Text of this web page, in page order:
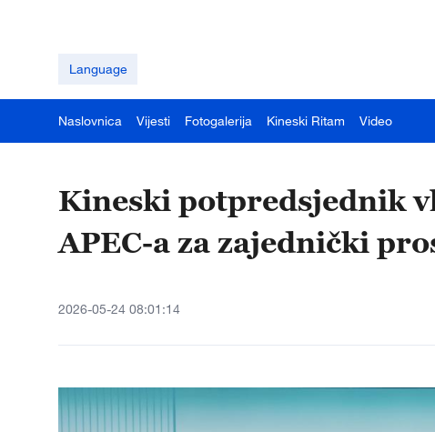
Language
Naslovnica Vijesti Fotogalerija Kineski Ritam Video
Kineski potpredsjednik
APEC-a za zajednički
2026-05-24 08:01:14